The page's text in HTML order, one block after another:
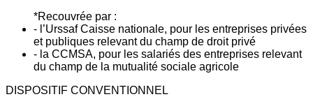
*Recouvrée par :
- l’Urssaf Caisse nationale, pour les entreprises privées
et publiques relevant du champ de droit privé
- la CCMSA, pour les salariés des entreprises relevant
du champ de la mutualité sociale agricole
DISPOSITIF CONVENTIONNEL